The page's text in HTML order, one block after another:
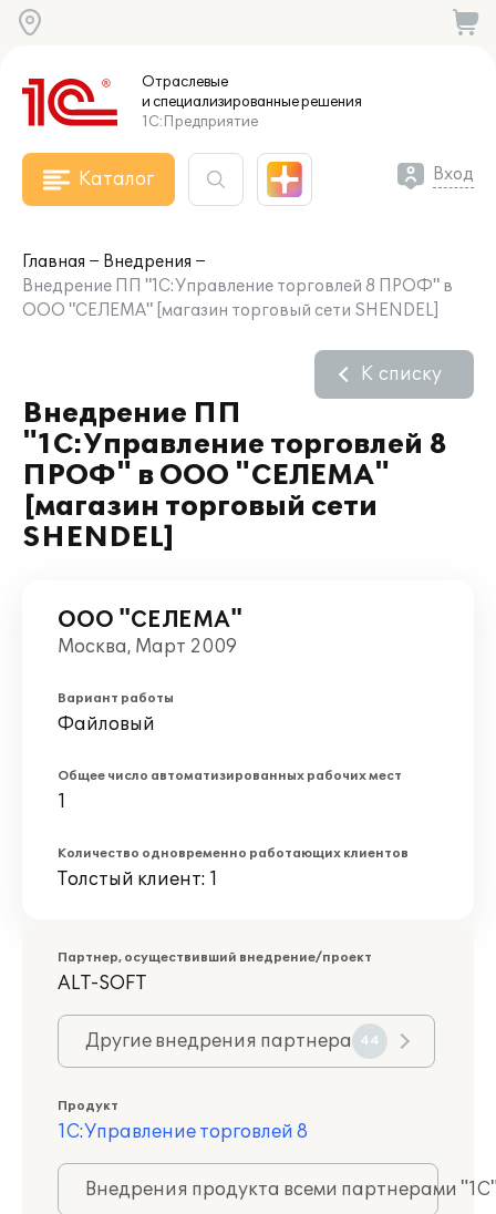
Отраслевые
и специализированныерешения
1С:Предприятие
Каталог Вход
Главная
Внедрения
Внедрение ПП "1С:Управление торговлей 8 ПРОФ" в
ООО "СЕЛЕМА" [магазин торговый сети SHENDEL]
Внедрение ПП
"1С:Управление торговлей 8
ПРОФ" в ООО "СЕЛЕМА"
[магазин торговый сети
SHENDEL]
К списку
ООО "СЕЛЕМА"
Москва, Март 2009
Вариант работы
Файловый
Общее число автоматизированных рабочих мест
1
Количество одновременно работающих клиентов
Толстый клиент: 1
Партнер, осуществивший внедрение/проект
ALT-SOFT
Другие внедрения партнера 44
Продукт
1С:Управление торговлей 8
Внедрения продукта всеми партнерами